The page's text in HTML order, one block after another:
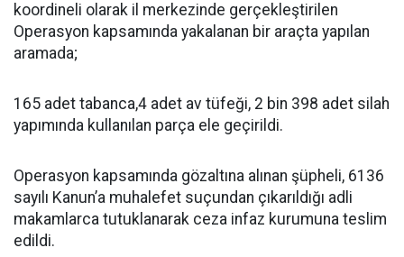
koordineli olarak il merkezinde gerçekleştirilen
Operasyon kapsamında yakalanan bir araçta yapılan
aramada;
165 adet tabanca,4 adet av tüfeği, 2 bin 398 adet silah
yapımında kullanılan parça ele geçirildi.
Operasyon kapsamında gözaltına alınan şüpheli, 6136
sayılı Kanun’a muhalefet suçundan çıkarıldığı adli
makamlarca tutuklanarak ceza infaz kurumuna teslim
edildi.